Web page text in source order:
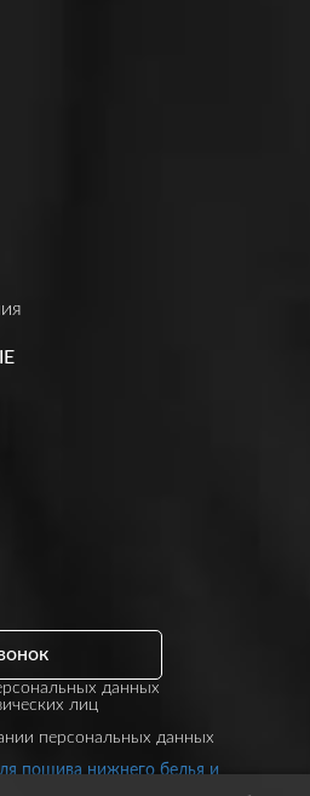
данных
лиц
персональных данных
пошива нижнего белья и